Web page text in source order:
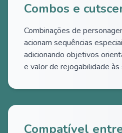
Combos e
Combinações de
acionam sequências
adicionando objetivos
e valor de rejogabilidade às
Compatível